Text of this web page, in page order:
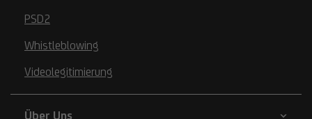
PSD2
Whistleblowing
Videolegitimierung
Über Uns